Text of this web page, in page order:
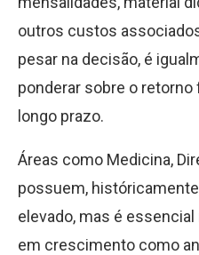
outros custos
pesar na decisão, é
ponderar sobre o retorno
longo prazo.
Áreas como Medicina,
possuem,
elevado, mas é
em crescimento como